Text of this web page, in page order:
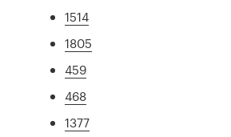
1514
1805
459
468
1377